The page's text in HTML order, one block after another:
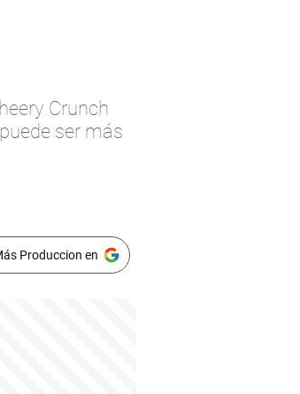
Crunch
ser más
Produccion en